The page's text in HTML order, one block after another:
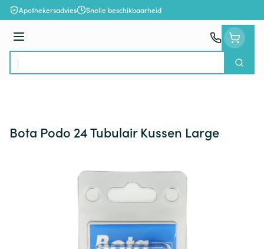
Ga naar de inhoud
Apothekersadvies Snelle beschikbaarheid
Menu
Product, merk, categorie...
Zoek
Bota Podo 24 Tubulair Kussen Large